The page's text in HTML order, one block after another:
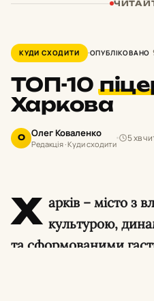
КУДИ СХОДИТИ ОПУБЛІКОВАНО
ТОП-10
Харкова
О Олег Коваленко
Редакція · Куди сходити
5 хв
Х арків – місто з
культурою,
та сформованими